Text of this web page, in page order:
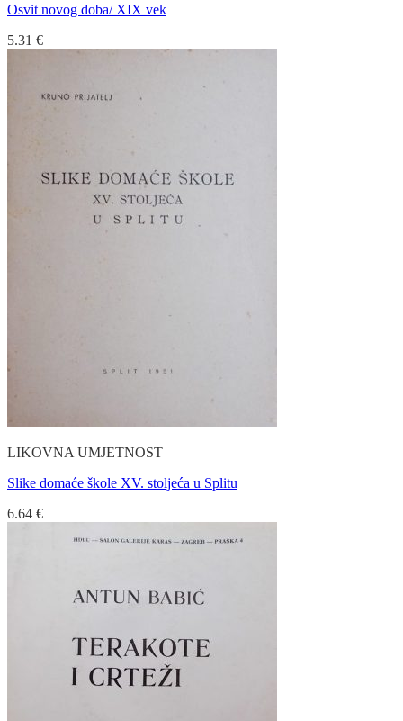
Osvit novog doba/ XIX vek
5.31 €
LIKOVNA UMJETNOST
Slike domaće škole XV. stoljeća u Splitu
6.64 €